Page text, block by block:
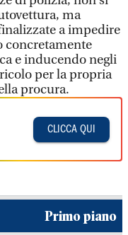
ma
a impedire
concretamente
e inducendo negli
per la propria
procura.
CLICCA QUI
Primo piano